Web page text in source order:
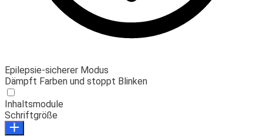
Epilepsie-sicherer Modus
Dämpft Farben und stoppt Blinken
Inhaltsmodule
Schriftgröße